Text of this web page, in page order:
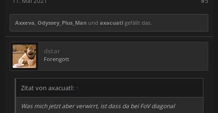
Axxeva, Odyssey_Plus_Man und axacuatl gefällt das.
dstar
Forengott
Zitat von axacuatl: ↑
Was mich jetzt aber verwirrt, ist dass da bei FoVdiagonal